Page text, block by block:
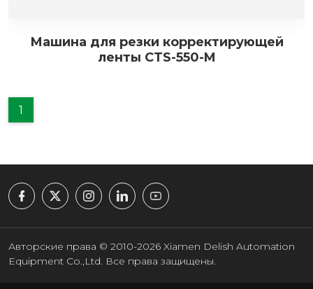
Машина для резки корректирующей
ленты CTS-550-M
1
Авторские права © 2010-2026 Xiamen Delish Automation
Equipment Co.,Ltd. Все права защищены.